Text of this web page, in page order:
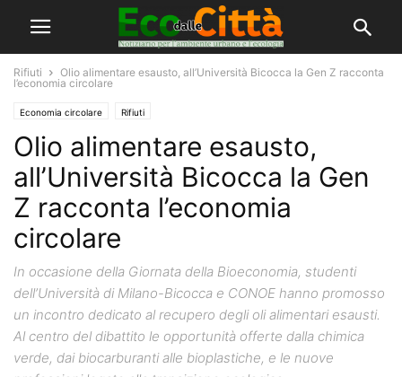
Rifiuti
Olio alimentare esausto, all’Università Bicocca la Gen Z racconta
l’economia circolare
Economia circolare Rifiuti
Olio alimentare esausto,
all’Università Bicocca la Gen
Z racconta l’economia
circolare
In occasione della Giornata della Bioeconomia, studenti
dell’Università di Milano-Bicocca e CONOE hanno promosso
un incontro dedicato al recupero degli oli alimentari esausti.
Al centro del dibattito le opportunità offerte dalla chimica
verde, dai biocarburanti alle bioplastiche, e le nuove